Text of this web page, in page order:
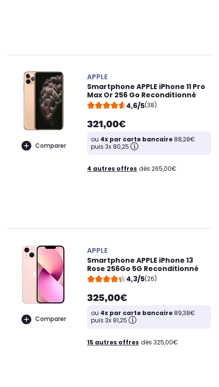
Comparer
APPLE
Smartphone APPLE iPhone 11 Pro
Max Or 256 Go Reconditionné
4,6/5(38)
321,00€
ou 4x par carte bancaire88,28€
puis 3x 80,25
4 autres offres dès 265,00€
Comparer
APPLE
Smartphone APPLE iPhone 13
Rose 256Go 5G Reconditionné
4,3/5(26)
325,00€
ou 4x par carte bancaire89,38€
puis 3x 81,25
15 autres offres dès 325,00€